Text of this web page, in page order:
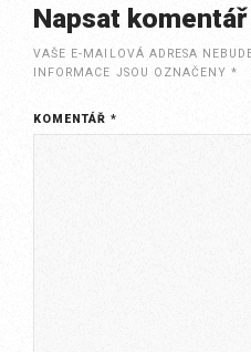
Napsat komentář
VAŠE E-MAILOVÁ ADRESA
INFORMACE JSOU OZNAČENY*
KOMENTÁŘ*